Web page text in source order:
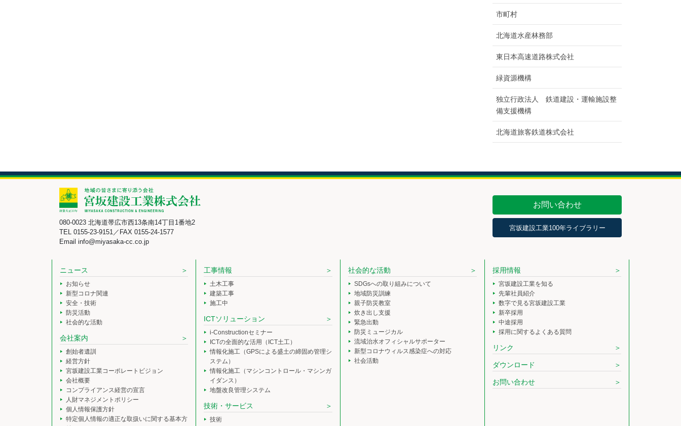
市町村
北海道水産林務部
東日本高速道路株式会社
緑資源機構
独立行政法人 鉄道建設・運輸施設整
備支援機構
北海道旅客鉄道株式会社
080-0023 北海道帯広市西13条南14丁目1番地2
TEL 0155-23-9151／FAX 0155-24-1577
Email info@miyasaka-cc.co.jp
お問い合わせ
宮坂建設工業100年ライブラリー
ニュース
お知らせ
新型コロナ関連
安全・技術
防災活動
社会的な活動
会社案内
創始者遺訓
経営方針
宮坂建設工業コーポレートビジョン
会社概要
コンプライアンス経営の宣言
人財マネジメントポリシー
個人情報保護方針
特定個人情報の適正な取扱いに関する基本方
工事情報
土木工事
建築工事
施工中
ICTソリューション
i-Constructionセミナー
ICTの全面的な活用（ICT土工）
情報化施工（GPSによる盛土の締固め管理シ
ステム）
情報化施工（マシンコントロール・マシンガ
イダンス）
地盤改良管理システム
技術・サービス
技術
社会的な活動
SDGsへの取り組みについて
地域防災訓練
親子防災教室
炊き出し支援
緊急出動
防災ミュージカル
流域治水オフィシャルサポーター
新型コロナウィルス感染症への対応
社会活動
採用情報
宮坂建設工業を知る
先輩社員紹介
数字で見る宮坂建設工業
新卒採用
中途採用
採用に関するよくある質問
リンク
ダウンロード
お問い合わせ